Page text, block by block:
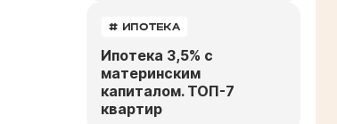
# ИПОТЕКА
Ипотека 3,5% с
материнским
капиталом. ТОП-7
квартир